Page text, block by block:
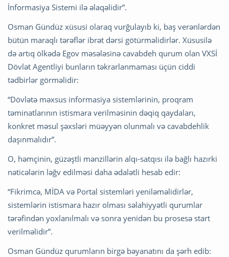
İnformasiya Sistemi ilə əlaqəlidir”.
Osman Gündüz xüsusi olaraq vurğulayıb ki, baş verənlərdən
bütün maraqlı tərəflər ibrət dərsi götürməlidirlər. Xüsusilə
də artıq ölkədə Egov məsələsinə cavabdeh qurum olan VXSİ
Dövlət Agentliyi bunların təkrarlanmaması üçün ciddi
tədbirlər görməlidir:
“Dövlətə məxsus informasiya sistemlərinin, proqram
təminatlarının istismara verilməsinin dəqiq qaydaları,
konkret məsul şəxsləri müəyyən olunmalı və cavabdehlik
daşınmalıdır”.
O, həmçinin, güzəştli mənzillərin alqı-satqısı ilə bağlı hazırki
nəticələrin ləğv edilməsi daha ədalətli hesab edir:
“Fikrimcə, MİDA və Portal sistemləri yeniləməlidirlər,
sistemlərin istismara hazır olması səlahiyyətli qurumlar
tərəfindən yoxlanılmalı və sonra yenidən bu prosesə start
verilməlidir”.
Osman Gündüz qurumların birgə bəyanatını da şərh edib: